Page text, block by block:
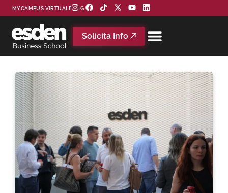
MYCAMPUS VIRTUAL BLOG
Solicita Info